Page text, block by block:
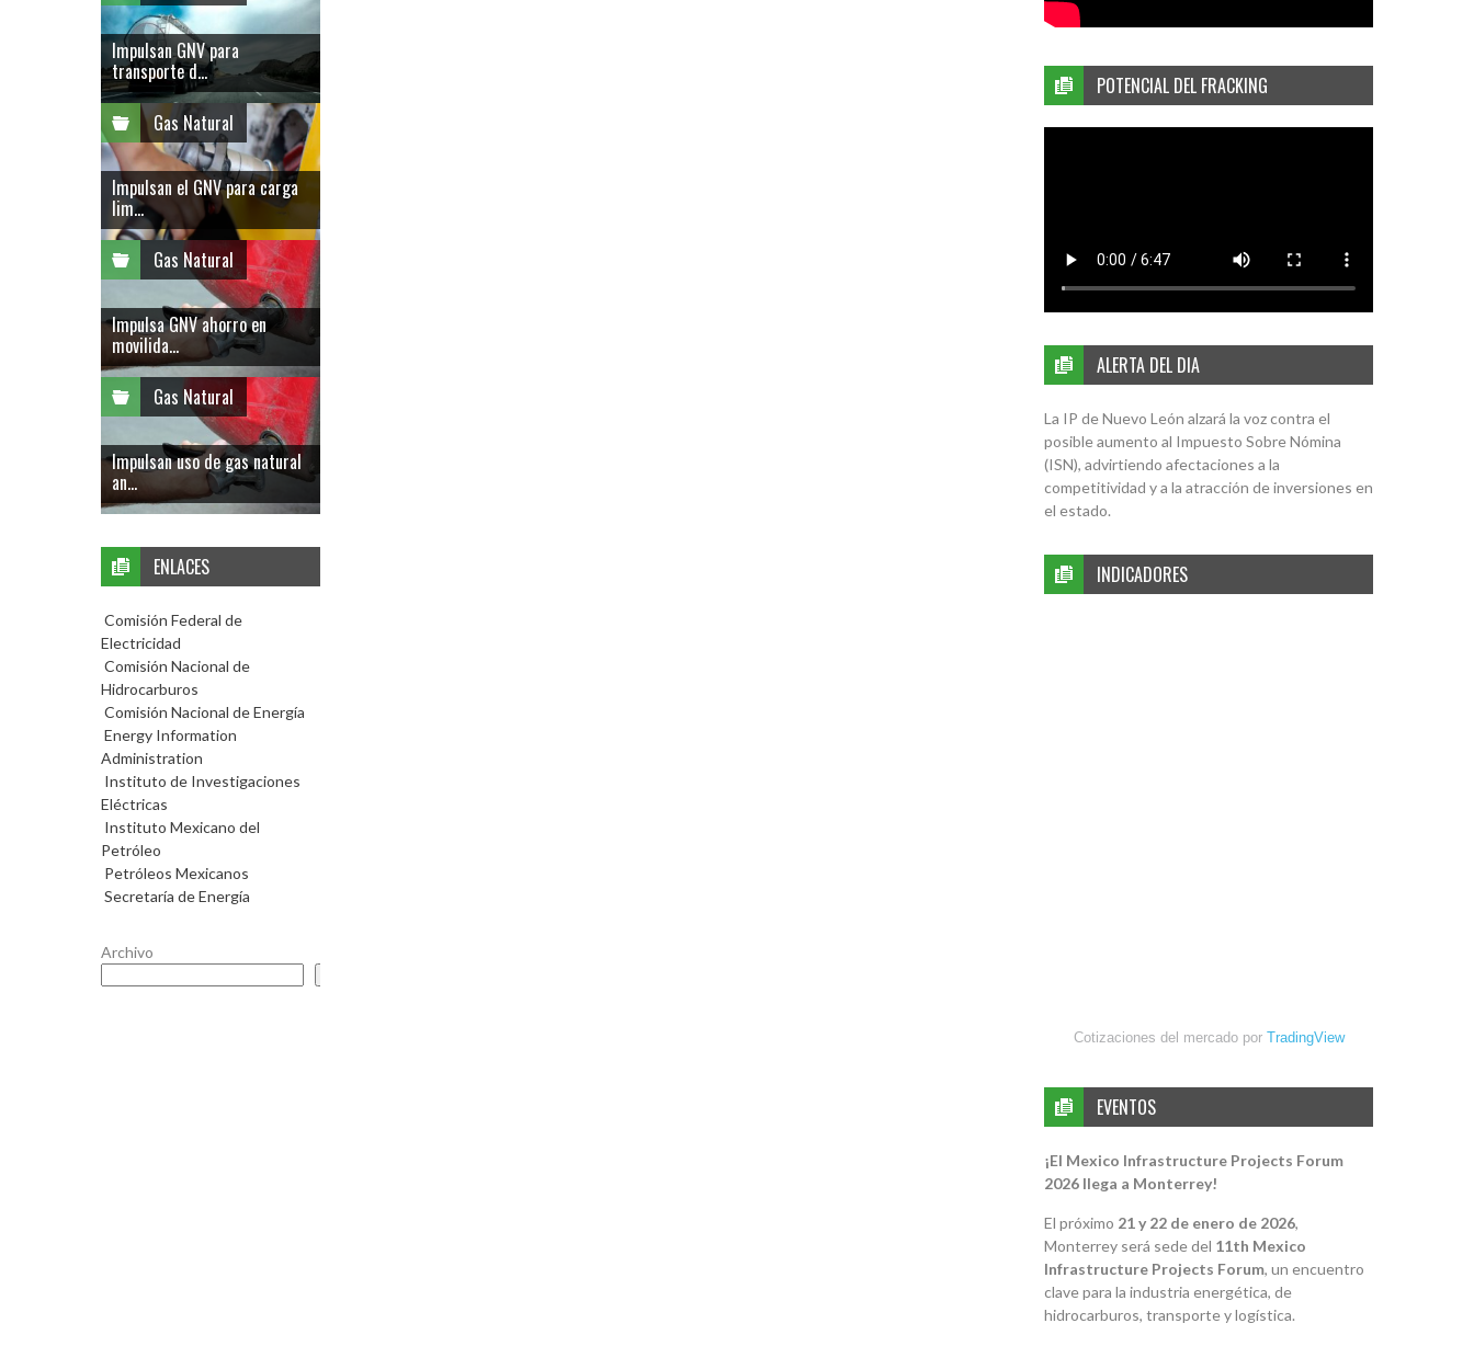
POTENCIAL DEL FRACKING
ALERTA DEL DIA
La IP de Nuevo León alzará la voz contra el
posible aumento al Impuesto Sobre Nómina
(ISN), advirtiendo afectaciones a la
competitividad y a la atracción de inversiones en
el estado.
INDICADORES
Cotizaciones del mercado por TradingView
EVENTOS
¡El Mexico Infrastructure Projects Forum
2026 llega a Monterrey!
El próximo 21 y 22 de enero de 2026,
Monterrey será sede del 11th Mexico
Infrastructure Projects Forum, un encuentro
clave para la industria energética, de
hidrocarburos, transporte y logística.
Impulsan GNV para
transporte d...
Gas Natural
Impulsan el GNV para carga
lim...
Gas Natural
Impulsa GNV ahorro en
movilida...
Gas Natural
Impulsan uso de gas natural
an...
ENLACES
Comisión Federal de
Electricidad
Comisión Nacional de
Hidrocarburos
Comisión Nacional de Energía
Energy Information
Administration
Instituto de Investigaciones
Eléctricas
Instituto Mexicano del
Petróleo
Petróleos Mexicanos
Secretaría de Energía
Archivo